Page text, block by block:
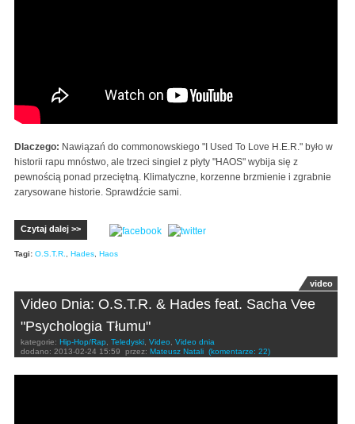
Dlaczego: Nawiązań do commonowskiego "I Used To Love H.E.R." było w
historii rapu mnóstwo, ale trzeci singiel z płyty "HAOS" wybija się z
pewnością ponad przeciętną. Klimatyczne, korzenne brzmienie i zgrabnie
zarysowane historie. Sprawdźcie sami.
Czytaj dalej >>
Tagi: O.S.T.R., Hades, Haos
video
Video Dnia: O.S.T.R. & Hades feat. Sacha Vee
"Psychologia Tłumu"
kategorie: Hip-Hop/Rap, Teledyski, Video, Video dnia
dodano: 2013-02-24 15:59 przez: Mateusz Natali (komentarze: 22)